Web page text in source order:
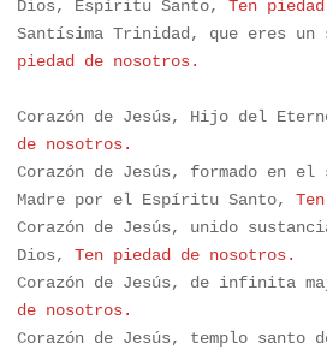
Dios, Espíritu Santo,
Santísima Trinidad, que eres un
piedad de nosotros.
Corazón de Jesús, Hijo del
de nosotros.
Corazón de Jesús, formado en
Madre por el Espíritu Santo,
Corazón de Jesús, unido
Dios, Ten piedad de nosotros.
Corazón de Jesús, de infinita
de nosotros.
Corazón de Jesús, templo santo